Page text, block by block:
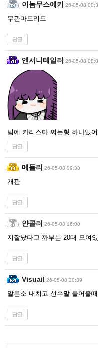
이놈무스에키 26-05-08
무관마드리드
답글
앤서니테일러 26-05-08
팀에 카리스마 쩌는형 하나있
답글
메들리 26-05-08 09:38
개판
답글
얀콜러 26-05-08 16:00
지잘났다고 까부는 20대 모여
답글
Visuail 26-05-08 20:39
알론소 내치고 선수말 들어줄
답글